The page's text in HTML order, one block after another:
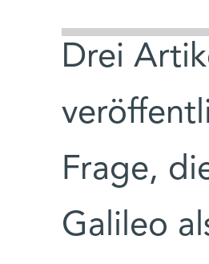
Drei
Frage,
Galileo